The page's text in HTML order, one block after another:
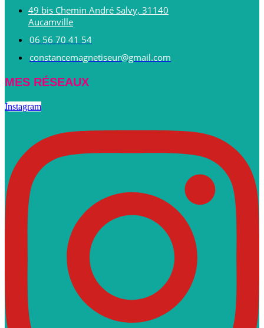
49 bis Chemin André Salvy, 31140
Aucamville
06 56 70 41 54
constancemagnetiseur@gmail.com
MES RÉSEAUX
Instagram